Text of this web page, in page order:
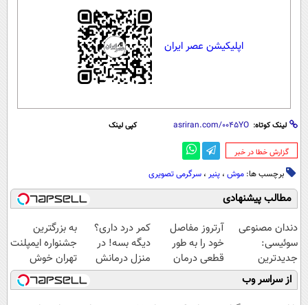
اپلیکیشن عصر ایران
لینک کوتاه: کپی لینک
‌گزارش خطا در خبر
برچسب ها: موش ، پنیر ، سرگرمی تصویری
مطالب پیشنهادی
دندان مصنوعی
سوئیسی:
جدیدترین
فناوری اروپا،
سبک و مقاوم |
آرتروز مفاصل
خود را به طور
قطعی درمان
کنید!
◗پرسش‌نامه◖
کمر درد داری؟
دیگه بسه! در
منزل درمانش
کن
(◀پرسش‌نامه)
به بزرگترین
جشنواره ایمپلنت
تهران خوش
اومدید! | فقط
۲۵ میلیون !
از سراسر وب